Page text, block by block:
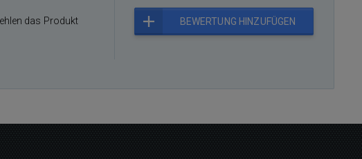
das Produkt BEWERTUNG HINZUFÜGEN